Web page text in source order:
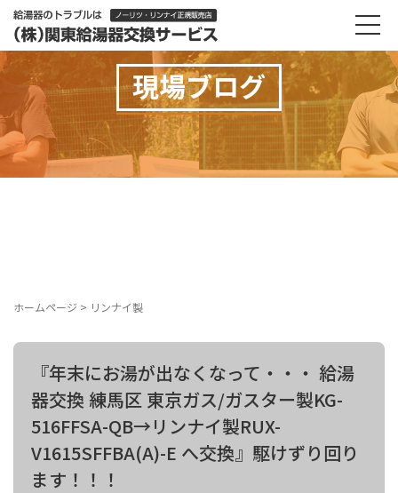
現場ブログ
ホームページ > リンナイ製
『年末にお湯が出なくなって・・・ 給湯
器交換 練馬区 東京ガス/ガスター製KG-
516FFSA-QB→リンナイ製RUX-
V1615SFFBA(A)-E へ交換』駆けずり回り
ます！！！